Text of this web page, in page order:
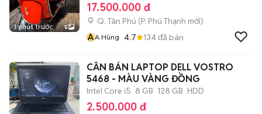
1 phút trước 5
17.500.000 đ
Q. Tân Phú (P. Phú Thạnh mới)
AA Hùng 4.7 134đã bán
CẦN BÁN LAPTOP DELL VOSTRO
5468 - MÀU VÀNG ĐỒNG
Intel Core i5 8 GB 128 GB HDD
2.500.000 đ